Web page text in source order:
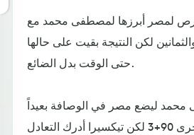
لمصر أبرزها لمصطفى محمد مع
لكن النتيجة بقيت على حالها
حتى الوقت بدل الضائع.
ليضع مصر في الوصافة بعيداً
عن نتيجة المباراة الأخرى 90+3 لكن تيكسيرا أدرك التعادل